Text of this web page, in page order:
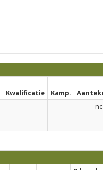
Kwalificatie Kamp.
nc